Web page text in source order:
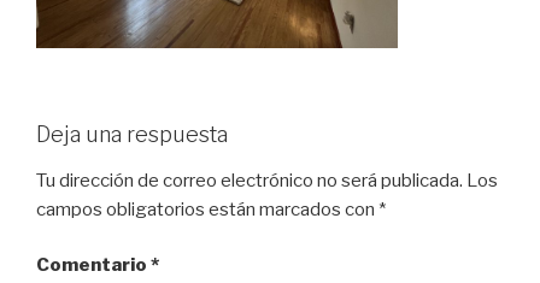
Deja una respuesta
Tu dirección de correo electrónico no será publicada. Los
campos obligatorios están marcados con *
Comentario *